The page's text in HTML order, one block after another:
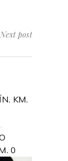
Next post
KM.
0